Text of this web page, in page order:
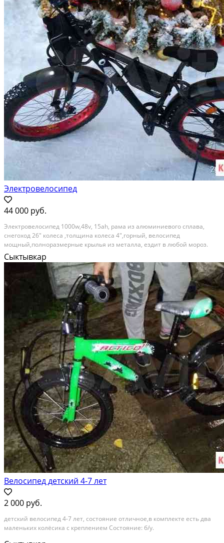
Электровелосипед
44 000 руб.
Электровелосипед 1000w,48v, 15ah, рама из алюминиевого сплава,
снегоход 26" колеса ,толщина колеса 4",горный, велосипед
мощный,полноразмерные крылья из металла, ездит в любой мороз.
Состояние: новое.
Сыктывкар
Велосипед детский 4-7 лет
2 000 руб.
детский велосипед 4-7 лет, состояние отличное,в комплекте есть два
маленьких колёсика с креплением Состояние: б/у.